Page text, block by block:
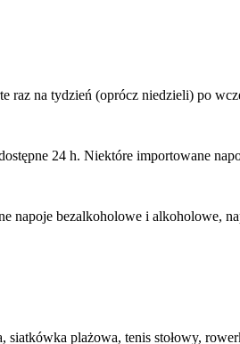
raz na tydzień (oprócz niedzieli) po
24 h. Niektóre importowane
napoje bezalkoholowe i alkoholowe,
plażowa, tenis stołowy,